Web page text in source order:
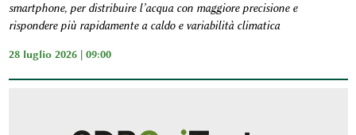
smartphone, per distribuire l’acqua con maggiore precisione e
rispondere più rapidamente a caldo e variabilità climatica
28 luglio 2026 | 09:00